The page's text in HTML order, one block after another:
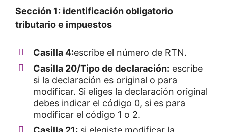
Sección 1: identificación obligatorio
tributario e impuestos
Casilla 4:escribe el número de RTN.
Casilla 20/Tipo de declaración: escribe
si la declaración es original o para
modificar. Si eliges la declaración original
debes indicar el código 0, si es para
modificar el código 1 o 2.